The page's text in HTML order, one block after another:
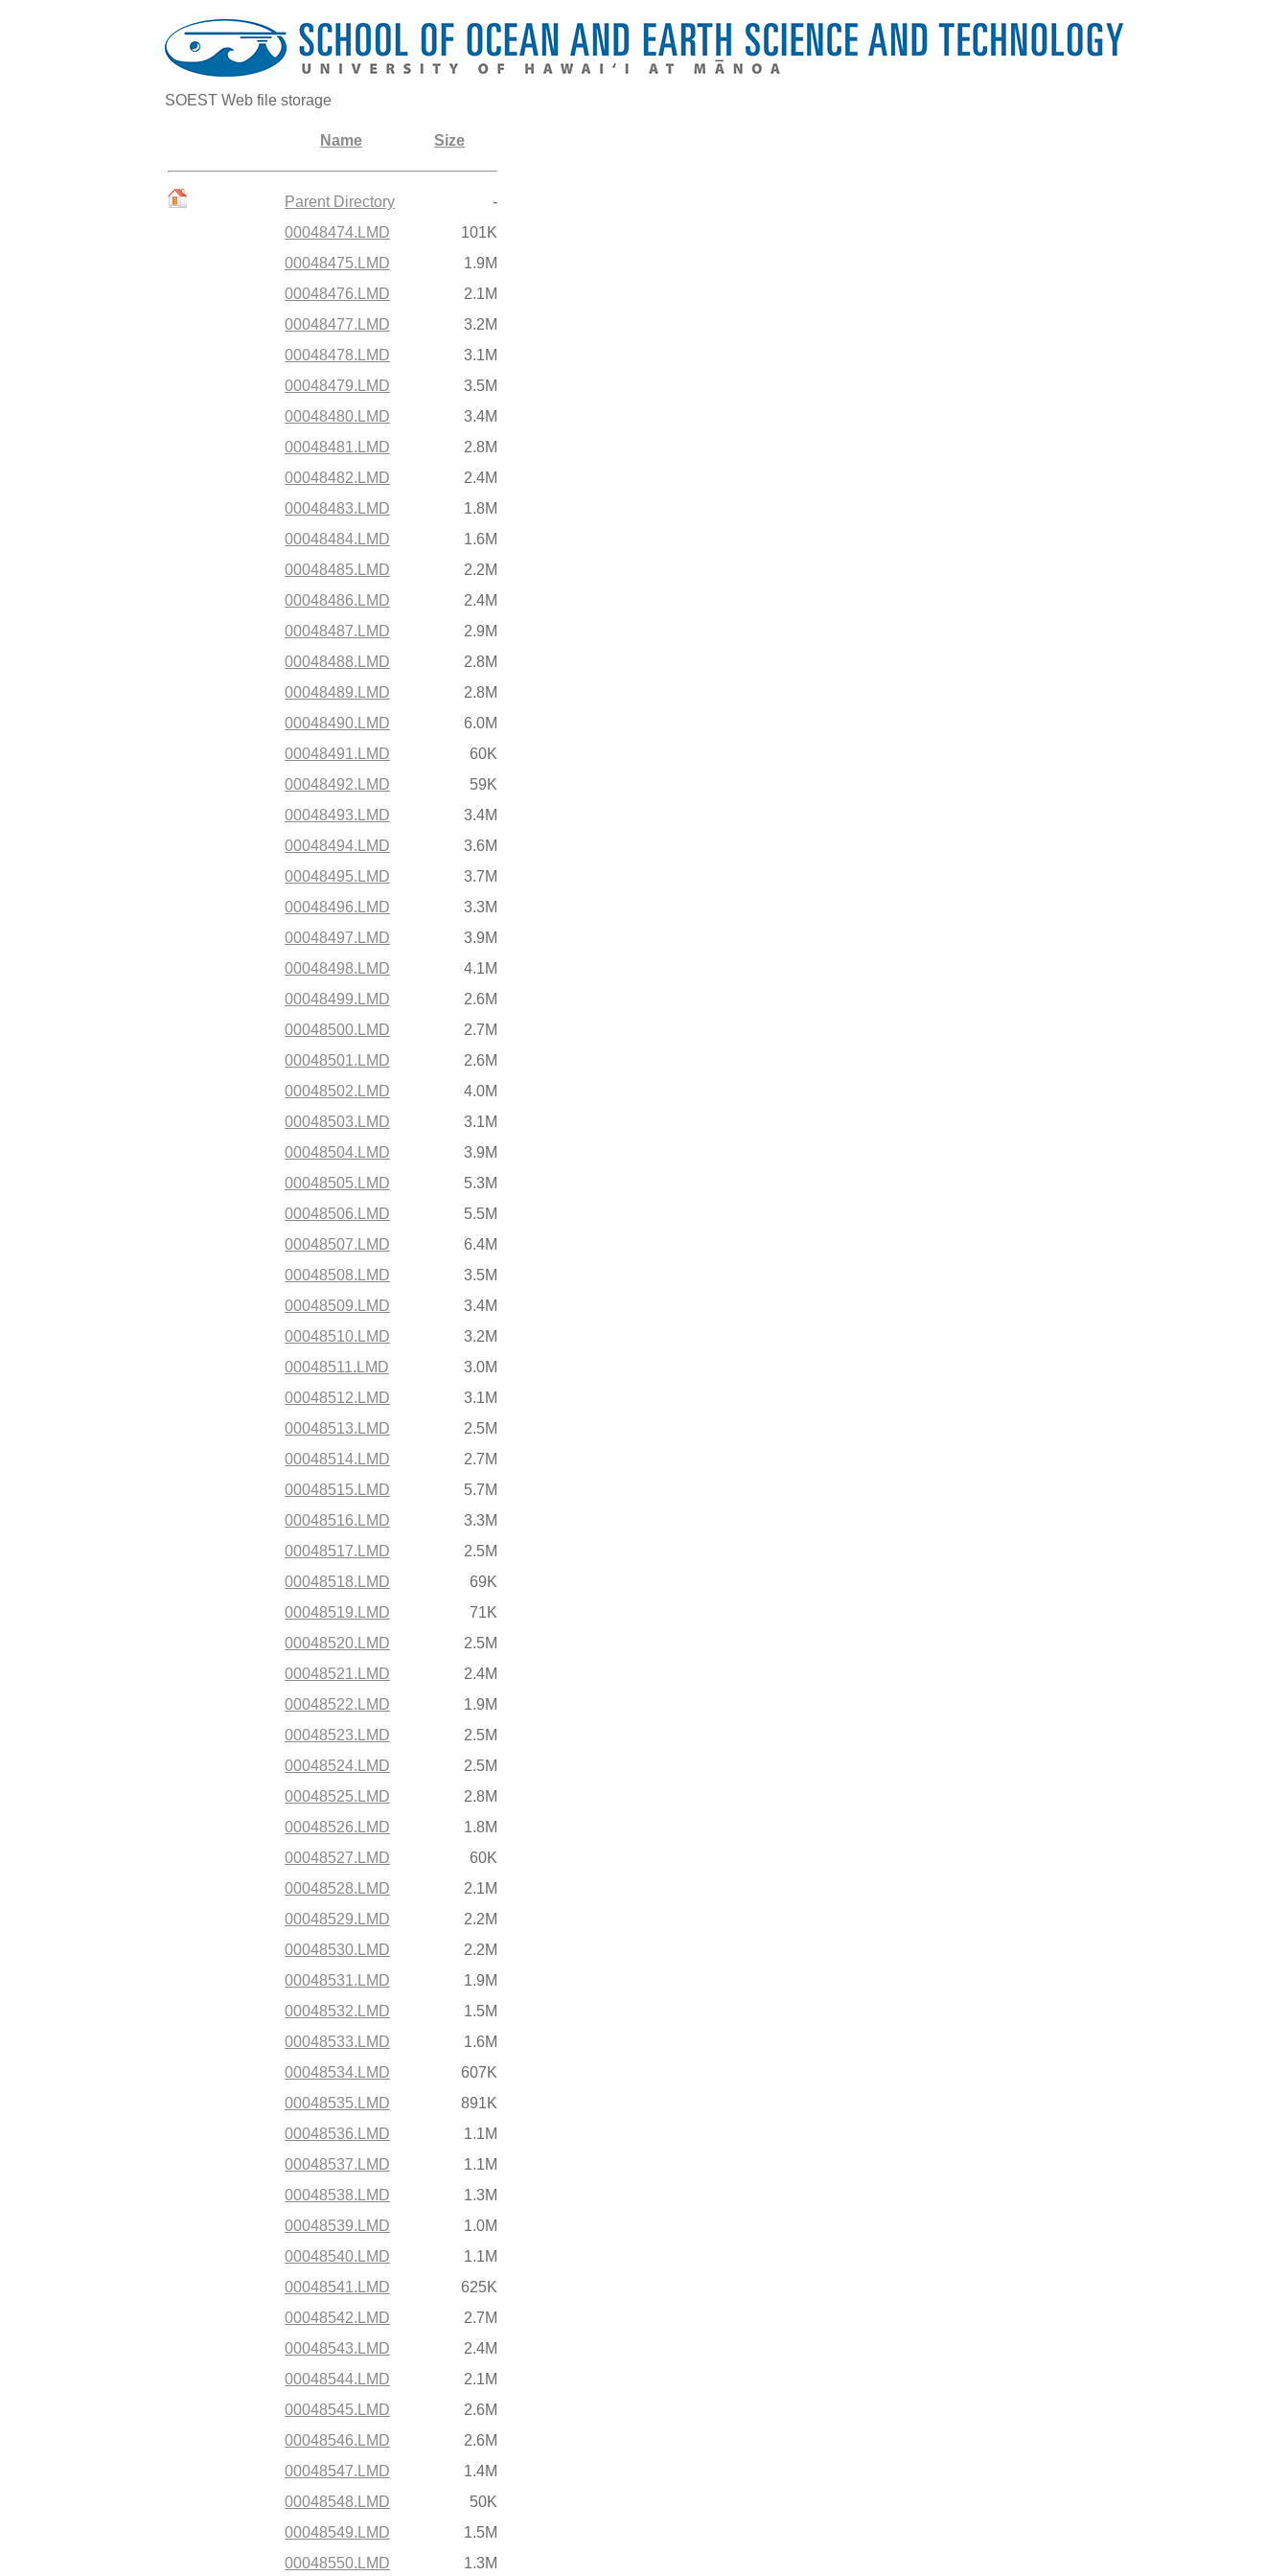
SOEST Web file storage
Name Size
Parent Directory
-
00048474.LMD
101K
00048475.LMD
1.9M
00048476.LMD
2.1M
00048477.LMD
3.2M
00048478.LMD
3.1M
00048479.LMD
3.5M
00048480.LMD
3.4M
00048481.LMD
2.8M
00048482.LMD
2.4M
00048483.LMD
1.8M
00048484.LMD
1.6M
00048485.LMD
2.2M
00048486.LMD
2.4M
00048487.LMD
2.9M
00048488.LMD
2.8M
00048489.LMD
2.8M
00048490.LMD
6.0M
00048491.LMD
60K
00048492.LMD
59K
00048493.LMD
3.4M
00048494.LMD
3.6M
00048495.LMD
3.7M
00048496.LMD
3.3M
00048497.LMD
3.9M
00048498.LMD
4.1M
00048499.LMD
2.6M
00048500.LMD
2.7M
00048501.LMD
2.6M
00048502.LMD
4.0M
00048503.LMD
3.1M
00048504.LMD
3.9M
00048505.LMD
5.3M
00048506.LMD
5.5M
00048507.LMD
6.4M
00048508.LMD
3.5M
00048509.LMD
3.4M
00048510.LMD
3.2M
00048511.LMD
3.0M
00048512.LMD
3.1M
00048513.LMD
2.5M
00048514.LMD
2.7M
00048515.LMD
5.7M
00048516.LMD
3.3M
00048517.LMD
2.5M
00048518.LMD
69K
00048519.LMD
71K
00048520.LMD
2.5M
00048521.LMD
2.4M
00048522.LMD
1.9M
00048523.LMD
2.5M
00048524.LMD
2.5M
00048525.LMD
2.8M
00048526.LMD
1.8M
00048527.LMD
60K
00048528.LMD
2.1M
00048529.LMD
2.2M
00048530.LMD
2.2M
00048531.LMD
1.9M
00048532.LMD
1.5M
00048533.LMD
1.6M
00048534.LMD
607K
00048535.LMD
891K
00048536.LMD
1.1M
00048537.LMD
1.1M
00048538.LMD
1.3M
00048539.LMD
1.0M
00048540.LMD
1.1M
00048541.LMD
625K
00048542.LMD
2.7M
00048543.LMD
2.4M
00048544.LMD
2.1M
00048545.LMD
2.6M
00048546.LMD
2.6M
00048547.LMD
1.4M
00048548.LMD
50K
00048549.LMD
1.5M
00048550.LMD
1.3M